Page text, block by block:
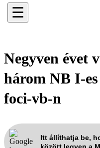
☰
Negyven évet
három NB I-
foci-vb-n
Itt állíthatja be,
között legyen a